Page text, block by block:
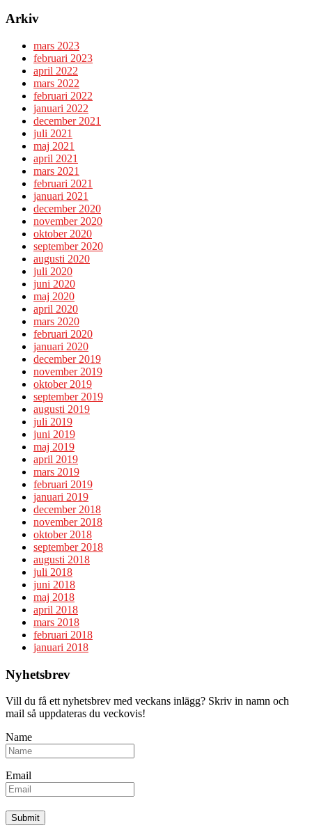
Arkiv
mars 2023
februari 2023
april 2022
mars 2022
februari 2022
januari 2022
december 2021
juli 2021
maj 2021
april 2021
mars 2021
februari 2021
januari 2021
december 2020
november 2020
oktober 2020
september 2020
augusti 2020
juli 2020
juni 2020
maj 2020
april 2020
mars 2020
februari 2020
januari 2020
december 2019
november 2019
oktober 2019
september 2019
augusti 2019
juli 2019
juni 2019
maj 2019
april 2019
mars 2019
februari 2019
januari 2019
december 2018
november 2018
oktober 2018
september 2018
augusti 2018
juli 2018
juni 2018
maj 2018
april 2018
mars 2018
februari 2018
januari 2018
Nyhetsbrev
Vill du få ett nyhetsbrev med veckans inlägg? Skriv in namn och
mail så uppdateras du veckovis!
Name
Email